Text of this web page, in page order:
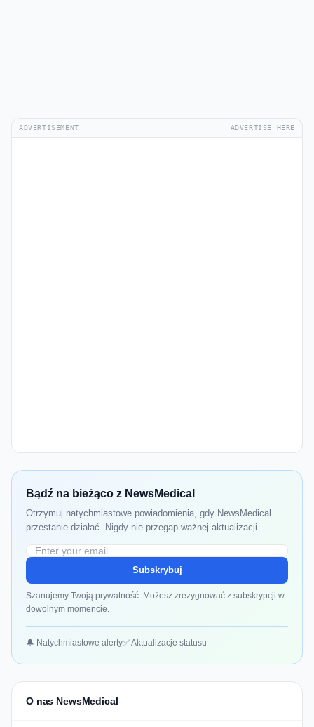
ADVERTISEMENT ADVERTISE HERE
Bądź na bieżąco z NewsMedical
Otrzymuj natychmiastowe powiadomienia, gdy NewsMedical
przestanie działać. Nigdy nie przegap ważnej aktualizacji.
Subskrybuj
Szanujemy Twoją prywatność. Możesz zrezygnować z subskrypcji w
dowolnym momencie.
🔔 Natychmiastowe alerty✅ Aktualizacje statusu
O nas NewsMedical